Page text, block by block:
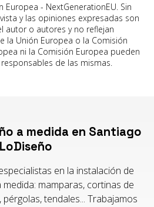
Europea - NextGenerationEU. Sin
y las opiniones expresadas son
autor o autores y no reflejan
la Unión Europea o la Comisión
ni la Comisión Europea pueden
de las mismas.
a medida en Santiago
en la instalación de
mamparas, cortinas de
tendales... Trabajamos